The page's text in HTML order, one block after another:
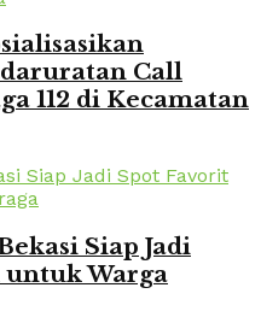
Call
112 di Kecamatan
Siap Jadi
Warga